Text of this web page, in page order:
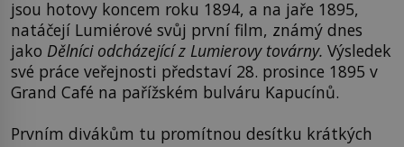
jsou hotovy koncem roku 1894, a na jaře 1895,
natáčejí Lumiérové svůj první film, známý dnes
jako Dělníci odcházející z Lumierovy továrny. Výsledek
své práce veřejnosti představí 28. prosince 1895 v
Grand Café na pařížském bulváru Kapucínů.
Prvním divákům tu promítnou desítku krátkých